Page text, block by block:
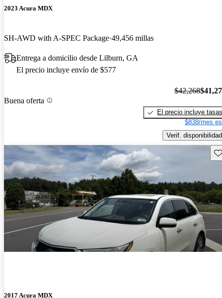
2023 Acura MDX
SH-AWD with A-SPEC Package 49,456 millas
Entrega a domicilio desde Lilburn, GA
El precio incluye envío de $577
Buena oferta
$42,268
El precio incluye tasas
$838/mes
Verif. disponibilidad
2017 Acura MDX